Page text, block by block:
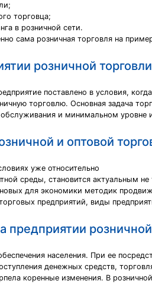
торговца;
в розничной сети.
сама розничная торговля на
розничной торговли
поставлено в условия,
торговлю. Основная задача
и минимальном
и оптовой
уже относительно
среды, становится актуальным
для экономики методик
предприятий, виды
предприятии
населения. При ее
денежных средств,
коренные изменения. В